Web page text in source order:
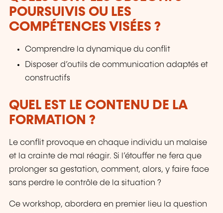
POURSUIVIS OU LES
COMPÉTENCES VISÉES ?
Comprendre la dynamique du conflit
Disposer d’outils de communication adaptés et
constructifs
QUEL EST LE CONTENU DE LA
FORMATION ?
Le conflit provoque en chaque individu un malaise
et la crainte de mal réagir. Si l’étouffer ne fera que
prolonger sa gestation, comment, alors, y faire face
sans perdre le contrôle de la situation ?
Ce workshop, abordera en premier lieu la question